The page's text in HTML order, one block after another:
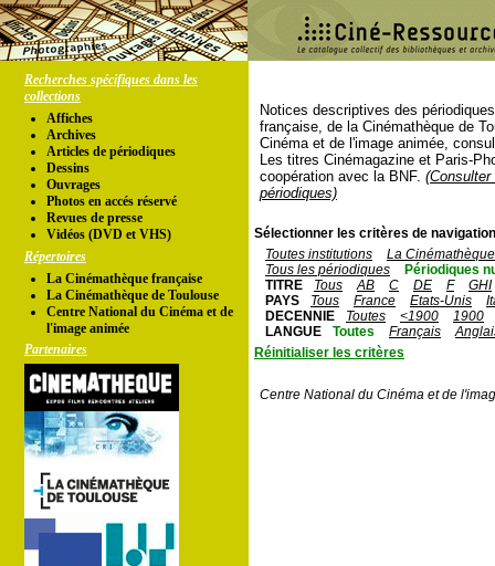
Recherches spécifiques dans les
collections
Affiches
Archives
Articles de périodiques
Dessins
Ouvrages
Photos en accés réservé
Revues de presse
Vidéos (DVD et VHS)
Répertoires
La Cinémathèque française
La Cinémathèque de Toulouse
Centre National du Cinéma et de
l'image animée
Partenaires
Notices descriptives des
française, de la Cinémathèque de
Cinéma et de l'image animée,
Les titres Cinémagazine et Paris-
coopération avec la BNF.
périodiques)
Sélectionner les critères de
Toutes institutions
La
Tous les périodiques
Périodiques
TITRE
Tous AB C DE F
GHI
PAYS
Tous France Etats-Unis
DECENNIE
Toutes <1900
1900
LANGUE
Toutes Français
Réinitialiser les critères
Centre National du Cinéma et de